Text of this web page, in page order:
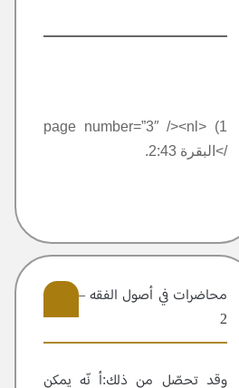
1) <page number=”3″ /><nl
/>البقرة 2:43.
محاضرات في أصول الفقه – مجلد
2
وقد تحصّل من ذلك:أ نّه يمكن